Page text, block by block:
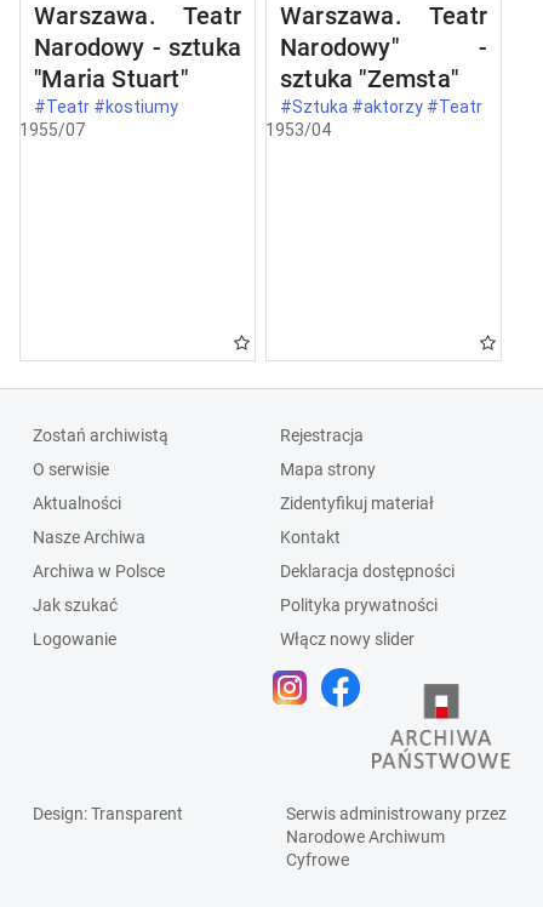
Warszawa. Teatr
Narodowy - sztuka
"Maria Stuart"
#Teatr #kostiumy
1955/07
Warszawa. Teatr
Narodowy" -
sztuka "Zemsta"
#Sztuka #aktorzy #Teatr
1953/04
Zostań archiwistą
O serwisie
Aktualności
Nasze Archiwa
Archiwa w Polsce
Jak szukać
Logowanie
Rejestracja
Mapa strony
Zidentyfikuj materiał
Kontakt
Deklaracja dostępności
Polityka prywatności
Włącz nowy slider
Design: Transparent
Serwis administrowany przez
Narodowe Archiwum
Cyfrowe